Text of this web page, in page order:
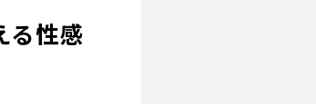
る性感